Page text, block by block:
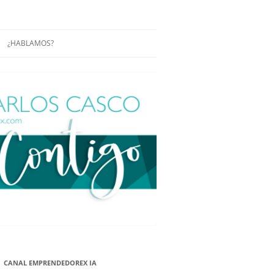
EN
DE
NUEVA
¿HABLAMOS?
CONÓCENOS UN POCO MÁS
CANAL EMPRENDEDOREX IA